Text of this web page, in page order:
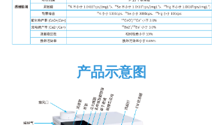
产品示意图